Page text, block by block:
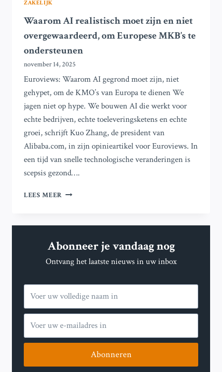
ZAKELIJK
Waarom AI realistisch moet zijn en niet
overgewaardeerd, om Europese MKB’s te
ondersteunen
november 14, 2025
Euroviews: Waarom AI gegrond moet zijn, niet
gehypet, om de KMO’s van Europa te dienen We
jagen niet op hype. We bouwen AI die werkt voor
echte bedrijven, echte toeleveringsketens en echte
groei, schrijft Kuo Zhang, de president van
Alibaba.com, in zijn opinieartikel voor Euroviews. In
een tijd van snelle technologische veranderingen is
scepsis gezond….
LEES MEER WAAROM
MOET
EN
OVERGEWAARDEERD,
EUROPESE
MKB’S
TE
Abonneer je vandaag nog
Ontvang het laatste nieuws in uw inbox
Abonneren